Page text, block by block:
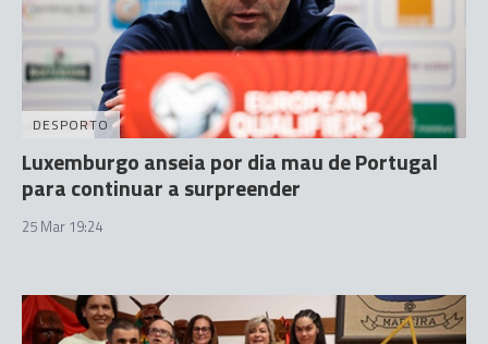
DESPORTO
Luxemburgo anseia por dia mau de Portugal
para continuar a surpreender
25 Mar 19:24